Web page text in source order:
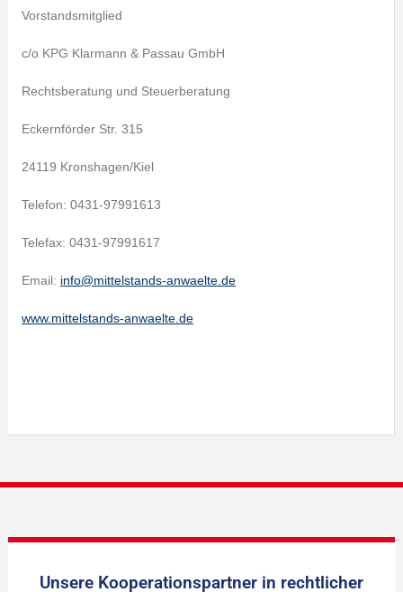
Vorstandsmitglied
c/o KPG Klarmann & Passau GmbH
Rechtsberatung und Steuerberatung
Eckernförder Str. 315
24119 Kronshagen/Kiel
Telefon: 0431-97991613
Telefax: 0431-97991617
Email: info@mittelstands-anwaelte.de
www.mittelstands-anwaelte.de
Unsere Kooperationspartner in rechtlicher